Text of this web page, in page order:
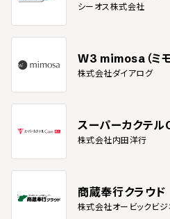
シーオス株式会社
W3 mimosa（ミモ
株式会社ダイアログ
スーパーカクテ
株式会社内田洋行
商蔵奉行クラウド
株式会社オービックビジ